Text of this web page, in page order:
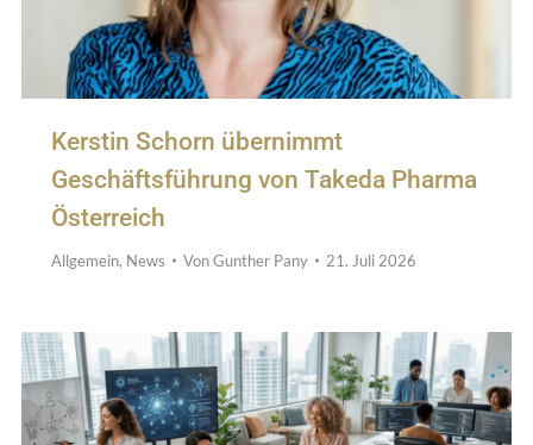
Kerstin Schorn übernimmt
Geschäftsführung von Takeda Pharma
Österreich
Allgemein, News VonGunther Pany 21. Juli 2026